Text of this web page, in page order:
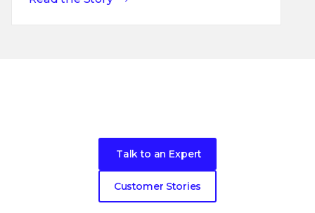
Talk to an Expert
Customer Stories